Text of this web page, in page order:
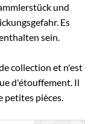
und
Es
sein.
collection et n'est
d'étouffement. Il
petites pièces.